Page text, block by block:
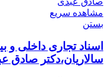
مشاهده سریع
بستن
اسناد تجاری داخلی و
سالاریان،دکتر صادق